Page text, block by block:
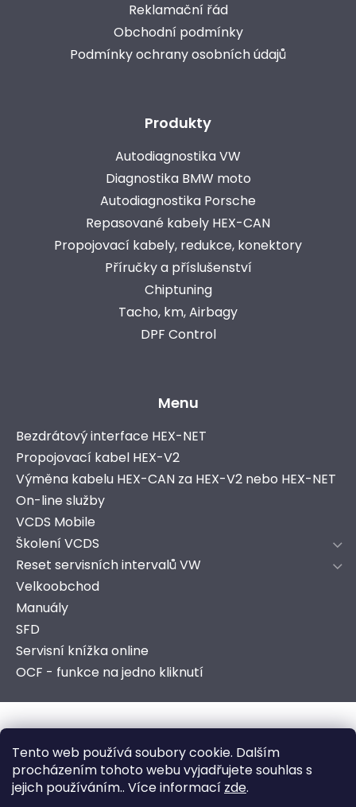
Tento web používá soubory cookie. Dalším
procházením tohoto webu vyjadřujete souhlas s
jejich používáním.. Více informací zde.
Reklamační řád
Obchodní podmínky
Podmínky ochrany osobních údajů
Produkty
Autodiagnostika VW
Diagnostika BMW moto
Autodiagnostika Porsche
Repasované kabely HEX-CAN
Propojovací kabely, redukce, konektory
Příručky a příslušenství
Chiptuning
Tacho, km, Airbagy
DPF Control
Menu
Bezdrátový interface HEX-NET
Propojovací kabel HEX-V2
Výměna kabelu HEX-CAN za HEX-V2 nebo HEX-NET
On-line služby
VCDS Mobile
Školení VCDS
Reset servisních intervalů VW
Velkoobchod
Manuály
SFD
Servisní knížka online
OCF - funkce na jedno kliknutí
vyhrazena.